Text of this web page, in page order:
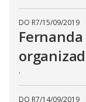
DO R7/15/09/2019
.
DO R7/14/09/2019